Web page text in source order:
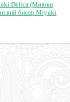
Delica (Миюки
бисер Miyuki